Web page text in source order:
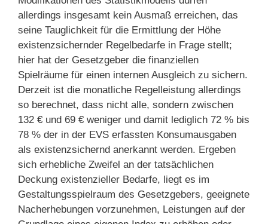
allerdings insgesamt kein Ausmaß erreichen, das
seine Tauglichkeit für die Ermittlung der Höhe
existenzsichernder Regelbedarfe in Frage stellt;
hier hat der Gesetzgeber die finanziellen
Spielräume für einen internen Ausgleich zu sichern.
Derzeit ist die monatliche Regelleistung allerdings
so berechnet, dass nicht alle, sondern zwischen
132 € und 69 € weniger und damit lediglich 72 % bis
78 % der in der EVS erfassten Konsumausgaben
als existenzsichernd anerkannt werden. Ergeben
sich erhebliche Zweifel an der tatsächlichen
Deckung existenzieller Bedarfe, liegt es im
Gestaltungsspielraum des Gesetzgebers, geeignete
Nacherhebungen vorzunehmen, Leistungen auf der